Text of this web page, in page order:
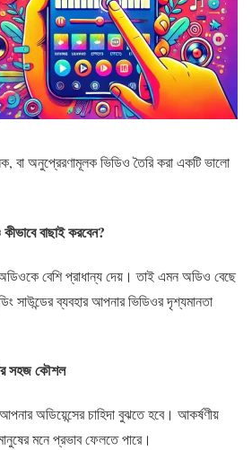
বা অনুপ্রেরণামূলক ভিডিও তৈরি করা একটি ভালো
বাছাই করবেন?
বেশি প্রাধান্য দেয়। তাই এমন অডিও বেছে
সাউন্ডের ব্যবহার আপনার ভিডিওর দৃশ্যমানতা
সহজ কৌশল
অডিয়েন্সের চাহিদা বুঝতে হবে। আকর্ষণীয়
মনে প্রভাব ফেলতে পারে।